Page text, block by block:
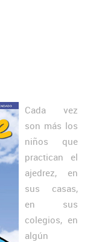
Cada vez
son más los
niños que
practican el
ajedrez, en
sus casas,
en sus
colegios, en
algún